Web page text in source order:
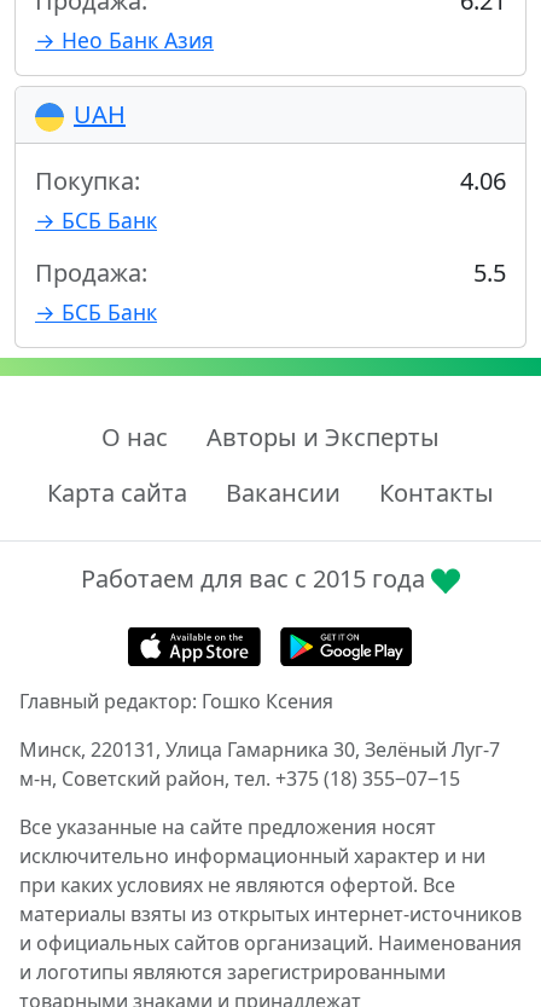
→ Нео Банк Азия
UAH
Покупка: 4.06
→ БСБ Банк
Продажа: 5.5
→ БСБ Банк
О нас
Авторы и Эксперты
Карта сайта
Вакансии Контакты
Работаем для вас с 2015 года
Главный редактор: Гошко Ксения
Минск, 220131, Улица Гамарника 30, Зелёный Луг-7
м-н, Советский район, тел. +375 (18) 355‒07‒15
Все указанные на сайте предложения носят
исключительно информационный характер и ни
при каких условиях не являются офертой. Все
материалы взяты из открытых интернет-источников
и официальных сайтов организаций. Наименования
и логотипы являются зарегистрированными
товарными знаками и принадлежат